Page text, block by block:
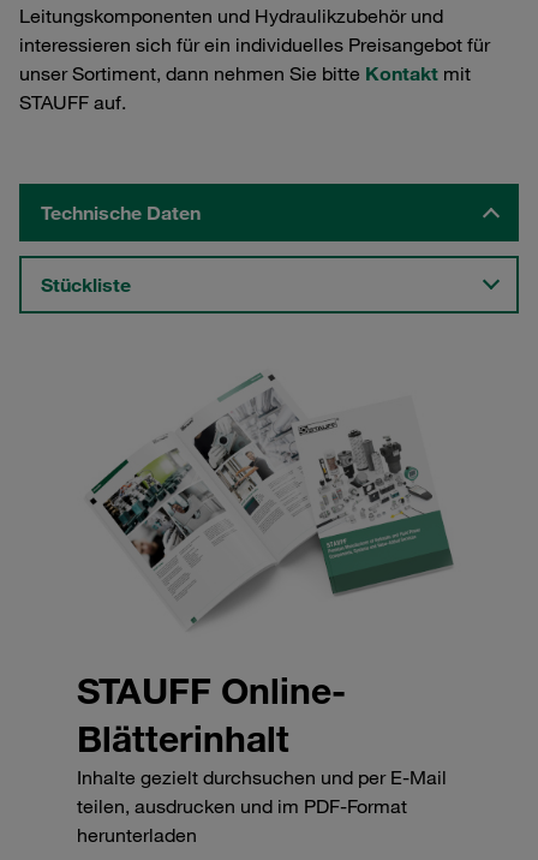
Leitungskomponenten und Hydraulikzubehör und
interessieren sich für ein individuelles Preisangebot für
unser Sortiment, dann nehmen Sie bitte Kontakt mit
STAUFF auf.
Technische Daten
Stückliste
STAUFF Online-
Blätterinhalt
Inhalte gezielt durchsuchen und per E-Mail
teilen, ausdrucken und im PDF-Format
herunterladen